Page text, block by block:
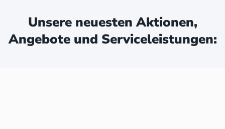
Unsere neuesten Aktionen,
Angebote und Serviceleistungen: